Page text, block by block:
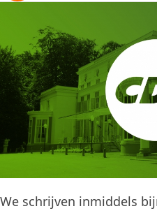
We schrijven inmiddels